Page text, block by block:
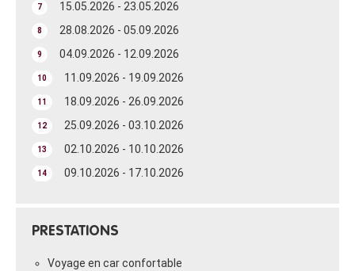
7 15.05.2026 - 23.05.2026
8 28.08.2026 - 05.09.2026
9 04.09.2026 - 12.09.2026
10 11.09.2026 - 19.09.2026
11 18.09.2026 - 26.09.2026
12 25.09.2026 - 03.10.2026
13 02.10.2026 - 10.10.2026
14 09.10.2026 - 17.10.2026
PRESTATIONS
Voyage en car confortable